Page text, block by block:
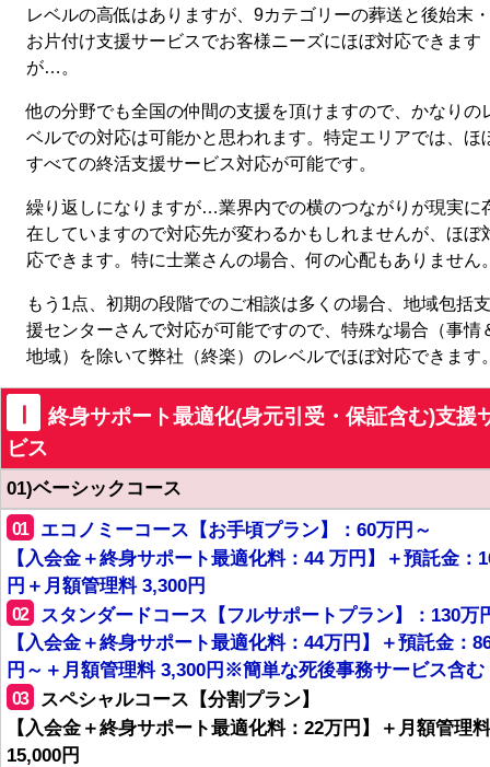
レベルの高低はありますが、9カテゴリーの葬送と後始末・
お片付け支援サービスでお客様ニーズにほぼ対応できます
が…。
他の分野でも全国の仲間の支援を頂けますので、かなりの
ベルでの対応は可能かと思われます。特定エリアでは、ほ
すべての終活支援サービス対応が可能です。
繰り返しになりますが…業界内での横のつながりが現実に
在していますので対応先が変わるかもしれませんが、ほぼ
応できます。特に士業さんの場合、何の心配もありません
もう1点、初期の段階でのご相談は多くの場合、地域包括支
援センターさんで対応が可能ですので、特殊な場合（事情
地域）を除いて弊社（終楽）のレベルでほぼ対応できます
Ⅰ
終身サポート最適化(身元引受・保証含む)支援
ビス
01)ベーシックコース
01
エコノミーコース【お手頃プラン】：60万円～
【入会金＋終身サポート最適化料：44 万円】＋預託金：
円＋月額管理料 3,300円
02
スタンダードコース【フルサポートプラン】：130万
【入会金＋終身サポート最適化料：44万円】＋預託金：
円～＋月額管理料 3,300円※簡単な死後事務サービス含む
03
スペシャルコース【分割プラン】
【入会金＋終身サポート最適化料：22万円】＋月額管理料
15,000円